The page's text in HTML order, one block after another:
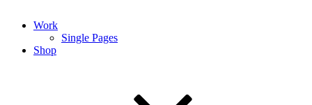
Work
Single Pages
Shop